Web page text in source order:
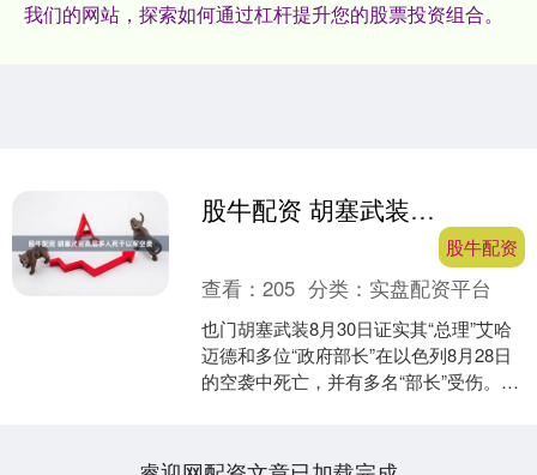
我们的网站，探索如何通过杠杆提升您的股票投资组合。
股牛配资 胡塞武装高层多人死于以军空袭
股牛配资
查看：205 分类： 实盘配资平台
也门胡塞武装8月30日证实其“总理”艾哈
迈德和多位“政府部长”在以色列8月28日
的空袭中死亡，并有多名“部长”受伤。